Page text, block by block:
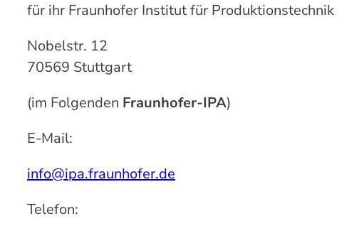
für ihr Fraunhofer Institut für
Nobelstr. 12
70569 Stuttgart
(im Folgenden Fraunhofer-IPA)
E-Mail:
info@ipa.fraunhofer.de
Telefon: